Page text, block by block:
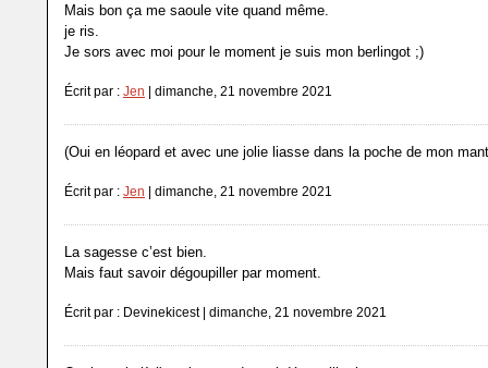
Mais bon ça me saoule vite quand même.
je ris.
Je sors avec moi pour le moment je suis mon berlingot ;)
Écrit par : Jen | dimanche, 21 novembre 2021
(Oui en léopard et avec une jolie liasse dans la poche de mon
Écrit par : Jen | dimanche, 21 novembre 2021
La sagesse c’est bien.
Mais faut savoir dégoupiller par moment.
Écrit par : Devinekicest | dimanche, 21 novembre 2021